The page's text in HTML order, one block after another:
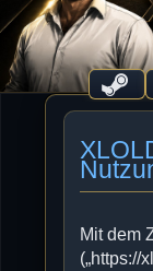
Mit dem
(„https://